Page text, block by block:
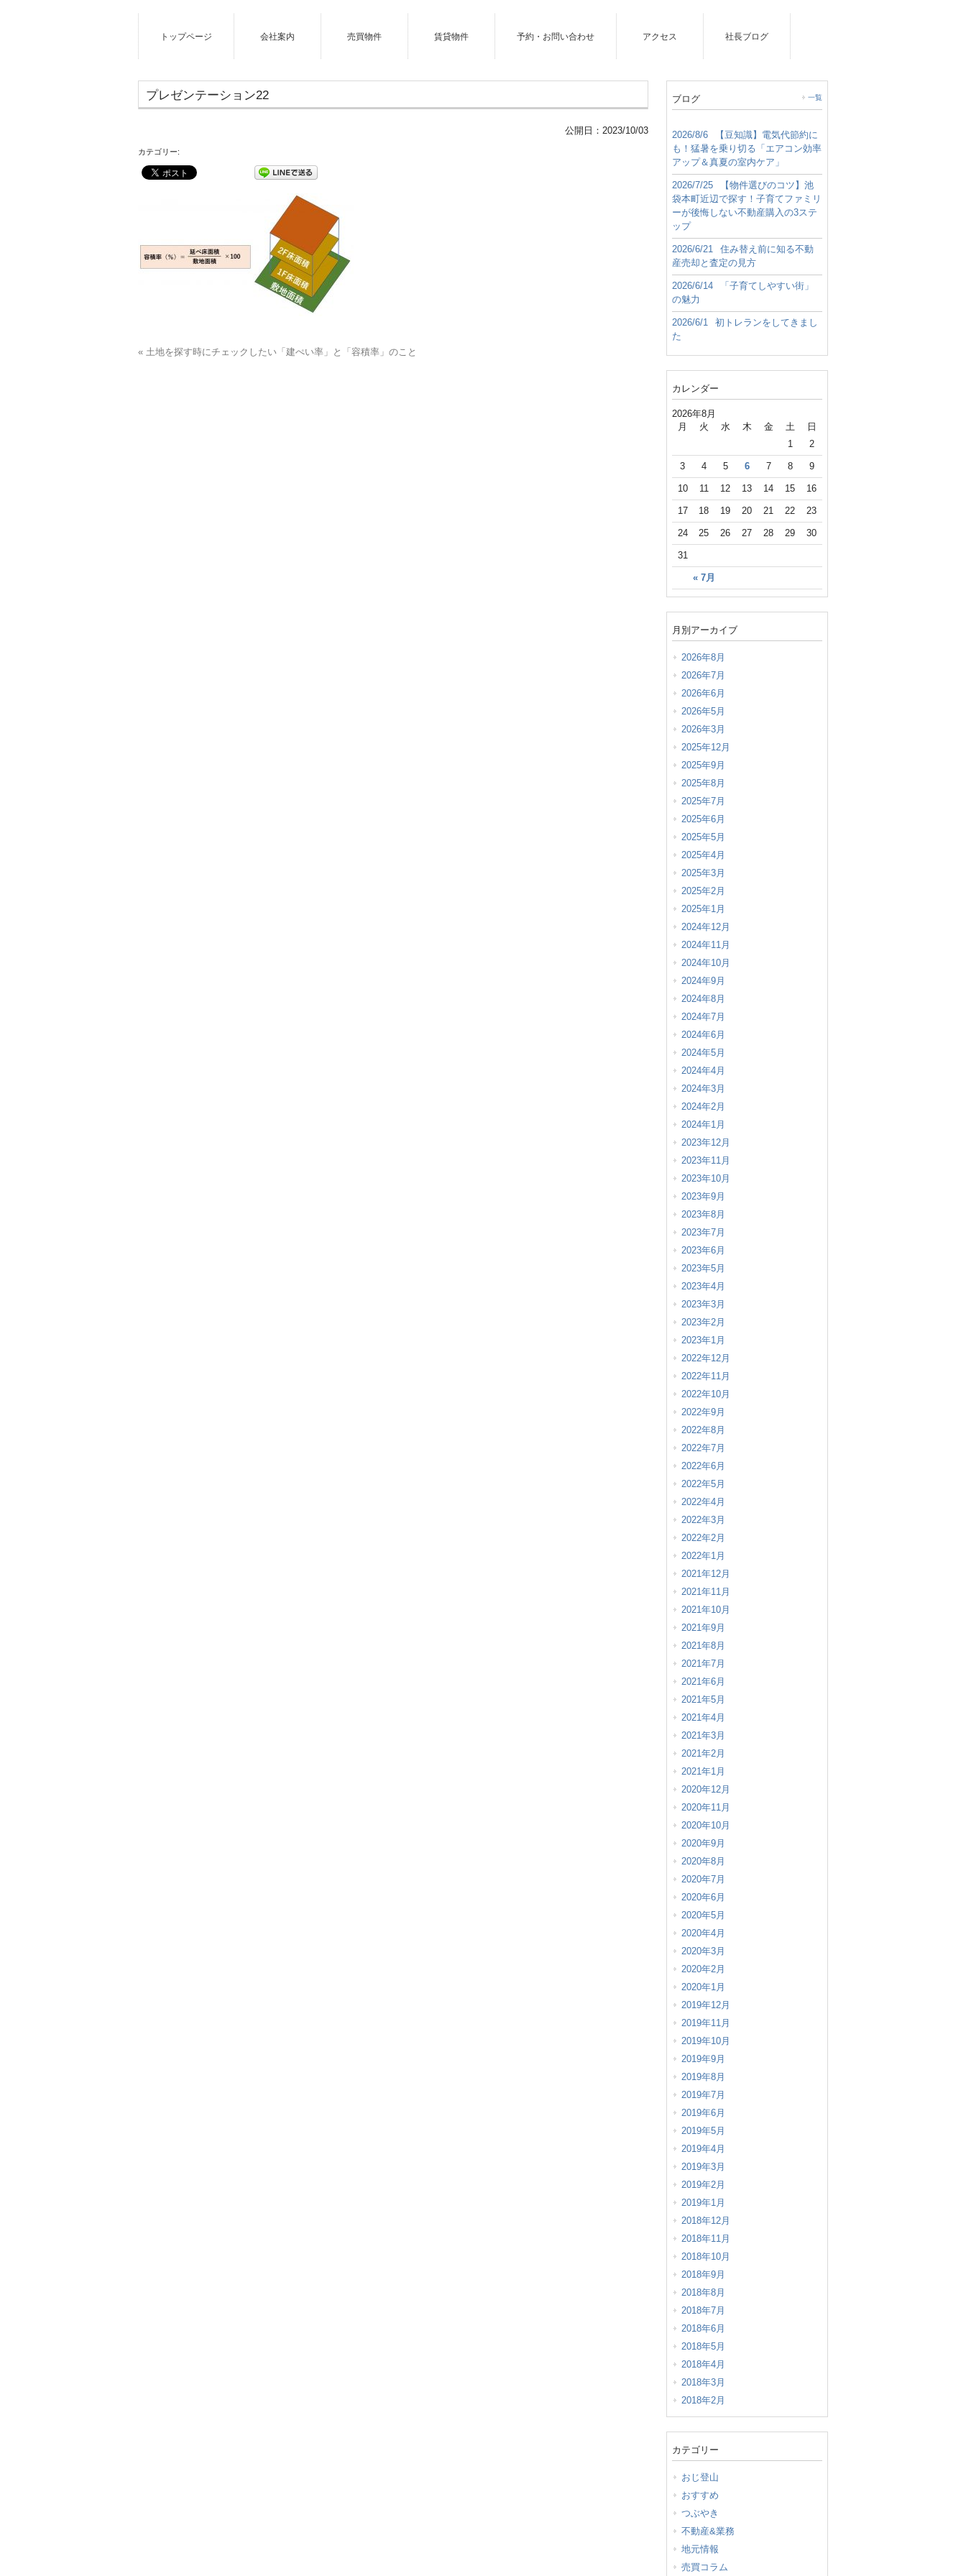
トップページ 会社案内 売買物件 賃貸物件 予約・お問い合わせ アクセス 社長ブログ
プレゼンテーション22
公開日： 2023/10/03
カテゴリー:
« 土地を探す時にチェックしたい「建ぺい率」と「容積率」のこと
ブログ 一覧
2026/8/6
【豆知識】電気代節約に
も！猛暑を乗り切る「エアコン効率
アップ＆真夏の室内ケア」
2026/7/25
【物件選びのコツ】池
袋本町近辺で探す！子育てファミリ
ーが後悔しない不動産購入の3ステ
ップ
2026/6/21
住み替え前に知る不動
産売却と査定の見方
2026/6/14
「子育てしやすい街」
の魅力
2026/6/1
初トレランをしてきまし
た
カレンダー
2026年8月
月 火 水 木 金 土 日
« 7月
1 2
3 4 5 6 7 8 9
10 11 12 13 14 15 16
17 18 19 20 21 22 23
24 25 26 27 28 29 30
31
月別アーカイブ
2026年8月
2026年7月
2026年6月
2026年5月
2026年3月
2025年12月
2025年9月
2025年8月
2025年7月
2025年6月
2025年5月
2025年4月
2025年3月
2025年2月
2025年1月
2024年12月
2024年11月
2024年10月
2024年9月
2024年8月
2024年7月
2024年6月
2024年5月
2024年4月
2024年3月
2024年2月
2024年1月
2023年12月
2023年11月
2023年10月
2023年9月
2023年8月
2023年7月
2023年6月
2023年5月
2023年4月
2023年3月
2023年2月
2023年1月
2022年12月
2022年11月
2022年10月
2022年9月
2022年8月
2022年7月
2022年6月
2022年5月
2022年4月
2022年3月
2022年2月
2022年1月
2021年12月
2021年11月
2021年10月
2021年9月
2021年8月
2021年7月
2021年6月
2021年5月
2021年4月
2021年3月
2021年2月
2021年1月
2020年12月
2020年11月
2020年10月
2020年9月
2020年8月
2020年7月
2020年6月
2020年5月
2020年4月
2020年3月
2020年2月
2020年1月
2019年12月
2019年11月
2019年10月
2019年9月
2019年8月
2019年7月
2019年6月
2019年5月
2019年4月
2019年3月
2019年2月
2019年1月
2018年12月
2018年11月
2018年10月
2018年9月
2018年8月
2018年7月
2018年6月
2018年5月
2018年4月
2018年3月
2018年2月
カテゴリー
おじ登山
おすすめ
つぶやき
不動産&業務
地元情報
売買コラム